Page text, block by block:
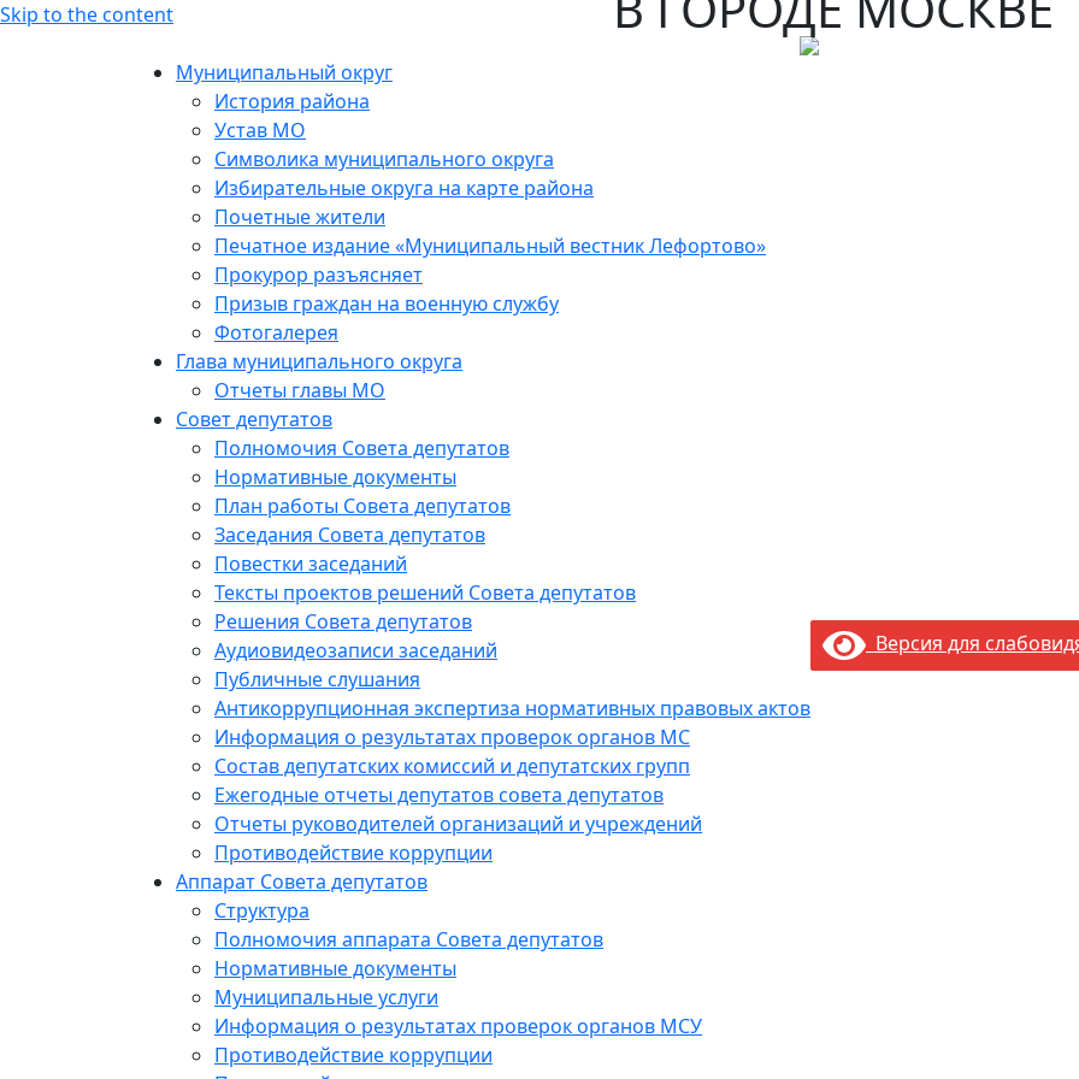
Skip to the content
Муниципальный округ
История района
Устав МО
Символика муниципального округа
Избирательные округа на карте района
Почетные жители
Печатное издание «Муниципальный вестник Лефортово»
Прокурор разъясняет
Призыв граждан на военную службу
Фотогалерея
Глава муниципального округа
Отчеты главы МО
Совет депутатов
Полномочия Совета депутатов
Нормативные документы
План работы Совета депутатов
Заседания Cовета депутатов
Повестки заседаний
Тексты проектов решений Совета депутатов
Решения Совета депутатов
Аудиовидеозаписи заседаний
Публичные слушания
Антикоррупционная экспертиза нормативных правовых актов
Информация о результатах проверок органов МС
Состав депутатских комиссий и депутатских групп
Ежегодные отчеты депутатов совета депутатов
Отчеты руководителей организаций и учреждений
Противодействие коррупции
Аппарат Совета депутатов
Структура
Полномочия аппарата Совета депутатов
Нормативные документы
Муниципальные услуги
Информация о результатах проверок органов МСУ
Противодействие коррупции
Версия для